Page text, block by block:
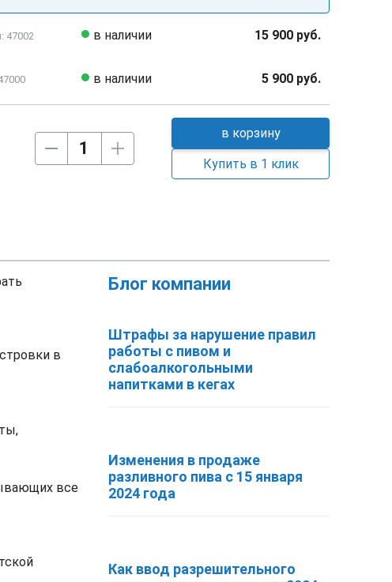
47002 в наличии 15 900 руб.
в наличии 5 900 руб.
в корзину
Купить в 1 клик
в
все
Блог компании
Штрафы за нарушение правил
работы с пивом и
слабоалкогольными
напитками в кегах
Изменения в продаже
разливного пива с 15 января
2024 года
Как ввод разрешительного